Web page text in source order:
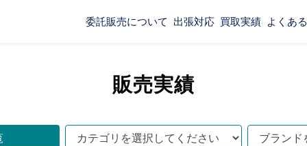
委託販売について 出張対応 買取実績 よくあ
販売実績